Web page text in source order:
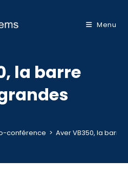
Menu
la barre
conférence > Aver VB350, la